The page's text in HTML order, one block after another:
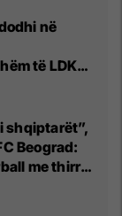
në
të LDK-
shqiptarët”,
Beograd:
me thirrje